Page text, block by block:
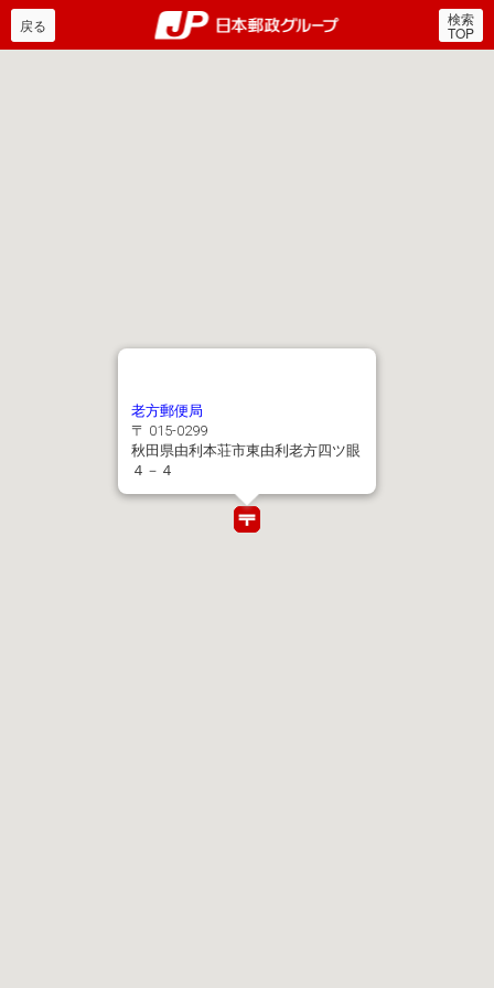
郵便局・日本郵政グルー
戻る 検索
TOP
老方郵便局
〒 015-0299
秋田県由利本荘市東由利老方四ツ眼
４－４